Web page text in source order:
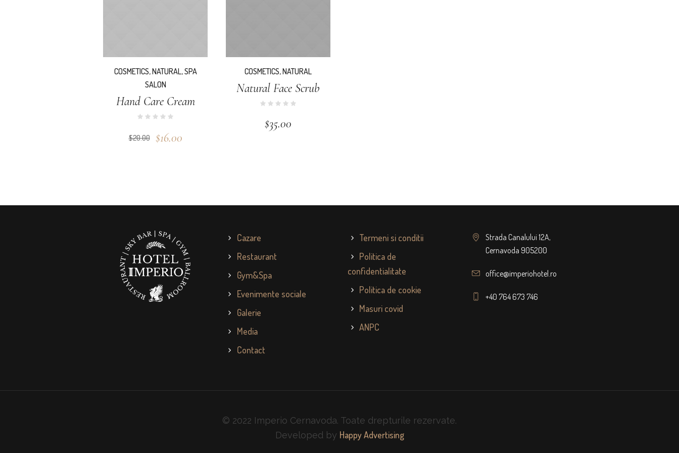
COSMETICS,NATURAL,SPA
SALON
Hand Care Cream
$20.00
Prețul
$16.00Prețul
COSMETICS,NATURAL
Natural Face Scrub
$35.00
Cazare
Restaurant
Gym&Spa
Evenimente sociale
Galerie
Media
Contact
Termeni si conditii
Politica de
confidentialitate
Politica de cookie
Masuri covid
ANPC
Strada Canalului 12A,
Cernavoda 905200
office@imperiohotel.ro
+40 764 673 746
© 2022 Imperio Cernavoda. Toate drepturile rezervate.
Developed by Happy Advertising